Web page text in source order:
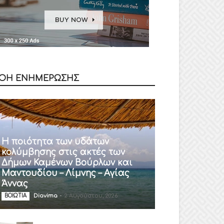
ΕΝΗΜΕΡΩΣΗΣ
Η ποιότητα των υδάτων
κολύμβησης στις ακτές των
Δήμων Καμένων Βούρλων και
Μαντουδίου – Λίμνης – Αγίας
Άννας
ΒΟΙΩΤΙΑ Diavima - 2 Αυγούστου, 2026